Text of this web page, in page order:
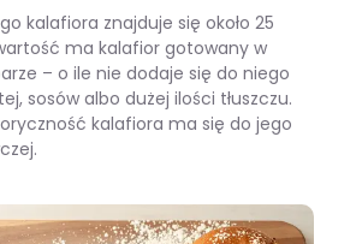
kalafiora znajduje się około 25
ma kalafior gotowany w
– o ile nie dodaje się do niego
sosów albo dużej ilości tłuszczu.
kalafiora ma się do jego